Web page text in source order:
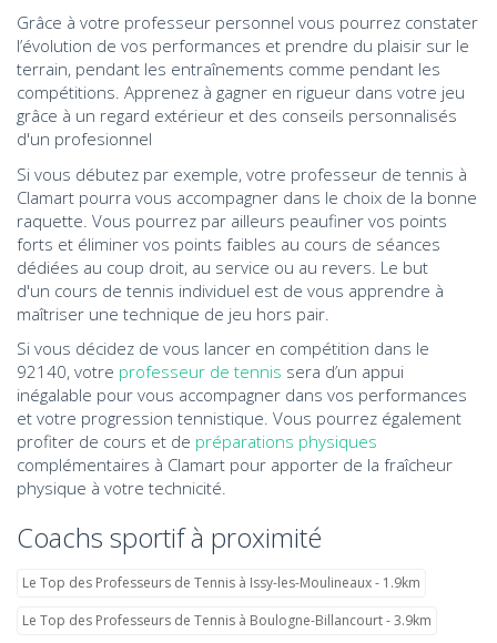
Grâce à votre professeur personnel vous pourrez constater
l’évolution de vos performances et prendre du plaisir sur le
terrain, pendant les entraînements comme pendant les
compétitions. Apprenez à gagner en rigueur dans votre jeu
grâce à un regard extérieur et des conseils personnalisés
d'un profesionnel
Si vous débutez par exemple, votre professeur de tennis à
Clamart pourra vous accompagner dans le choix de la bonne
raquette. Vous pourrez par ailleurs peaufiner vos points
forts et éliminer vos points faibles au cours de séances
dédiées au coup droit, au service ou au revers. Le but
d'un cours de tennis individuel est de vous apprendre à
maîtriser une technique de jeu hors pair.
Si vous décidez de vous lancer en compétition dans le
92140, votre professeur de tennis sera d’un appui
inégalable pour vous accompagner dans vos performances
et votre progression tennistique. Vous pourrez également
profiter de cours et de préparations physiques
complémentaires à Clamart pour apporter de la fraîcheur
physique à votre technicité.
Coachs sportif à proximité
Le Top des Professeurs de Tennis à Issy-les-Moulineaux - 1.9km
Le Top des Professeurs de Tennis à Boulogne-Billancourt - 3.9km